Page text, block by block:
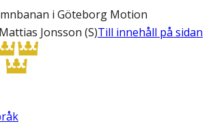
i Göteborg Motion
Jonsson (S)Till innehåll på sidan